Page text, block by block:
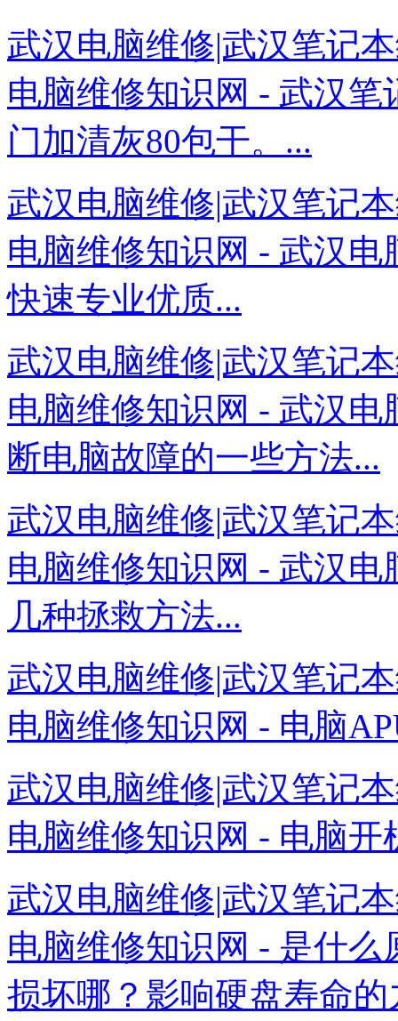
武汉电脑维修|武汉笔记
电脑维修知识网 - 武汉
门加清灰80包干。...
武汉电脑维修|武汉笔记
电脑维修知识网 - 武汉
快速专业优质...
武汉电脑维修|武汉笔记
电脑维修知识网 - 武汉
断电脑故障的一些方法...
武汉电脑维修|武汉笔记
电脑维修知识网 - 武汉
几种拯救方法...
武汉电脑维修|武汉笔记
电脑维修知识网 - 电脑
武汉电脑维修|武汉笔记
电脑维修知识网 - 电脑
武汉电脑维修|武汉笔记
电脑维修知识网 - 是什
损坏哪？影响硬盘寿命的